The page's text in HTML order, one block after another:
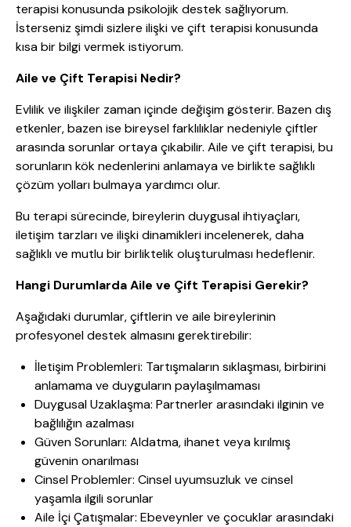
terapisi konusunda psikolojik destek sağlıyorum.
İsterseniz şimdi sizlere ilişki ve çift terapisi konusunda
kısa bir bilgi vermek istiyorum.
Aile ve Çift Terapisi Nedir?
Evlilik ve ilişkiler zaman içinde değişim gösterir. Bazen dış
etkenler, bazen ise bireysel farklılıklar nedeniyle çiftler
arasında sorunlar ortaya çıkabilir. Aile ve çift terapisi, bu
sorunların kök nedenlerini anlamaya ve birlikte sağlıklı
çözüm yolları bulmaya yardımcı olur.
Bu terapi sürecinde, bireylerin duygusal ihtiyaçları,
iletişim tarzları ve ilişki dinamikleri incelenerek, daha
sağlıklı ve mutlu bir birliktelik oluşturulması hedeflenir.
Hangi Durumlarda Aile ve Çift Terapisi Gerekir?
Aşağıdaki durumlar, çiftlerin ve aile bireylerinin
profesyonel destek almasını gerektirebilir:
İletişim Problemleri: Tartışmaların sıklaşması, birbirini
anlamama ve duyguların paylaşılmaması
Duygusal Uzaklaşma: Partnerler arasındaki ilginin ve
bağlılığın azalması
Güven Sorunları: Aldatma, ihanet veya kırılmış
güvenin onarılması
Cinsel Problemler: Cinsel uyumsuzluk ve cinsel
yaşamla ilgili sorunlar
Aile İçi Çatışmalar: Ebeveynler ve çocuklar arasındaki